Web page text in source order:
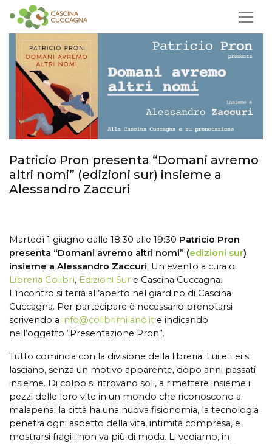
Patricio Pron presenta “Domani avremo
altri nomi” (edizioni sur) insieme a
Alessandro Zaccuri
Martedì 1 giugno dalle 18:30 alle 19:30 Patricio Pron
presenta “Domani avremo altri nomi” (edizioni sur)
insieme a Alessandro Zaccuri. Un evento a cura di
Libreria Colibrì, Edizioni Sur e Cascina Cuccagna.
L’incontro si terrà all’aperto nel giardino di Cascina
Cuccagna. Per partecipare è necessario prenotarsi
scrivendo a info@colibrimilano.it e indicando
nell’oggetto “Presentazione Pron”.
Tutto comincia con la divisione della libreria: Lui e Lei si
lasciano, senza un motivo apparente, dopo anni passati
insieme. Di colpo si ritrovano soli, a rimettere insieme i
pezzi delle loro vite in un mondo che riconoscono a
malapena: la città ha una nuova fisionomia, la tecnologia
penetra ogni aspetto della vita, intimità compresa, e
mostrarsi fragili non va più di moda. Li vediamo, in